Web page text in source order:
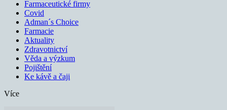
Farmaceutické firmy
Covid
Adman´s Choice
Farmacie
Aktuality
Zdravotnictví
Věda a výzkum
Pojištění
Ke kávě a čaji
Více